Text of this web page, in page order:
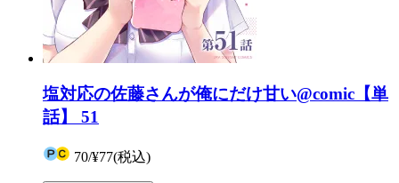
塩対応の佐藤さんが俺にだけ甘い@comic【単
話】 51
70/¥77(税込)